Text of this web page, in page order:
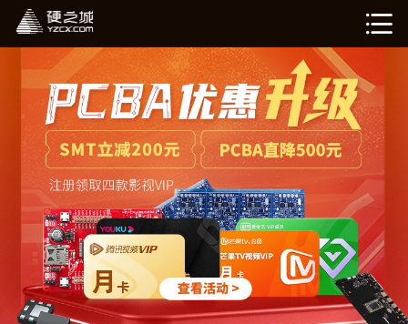
硬姐智造
在线计价（敬请期待）
我的订单（敬请期待）
企业介绍
新闻资讯